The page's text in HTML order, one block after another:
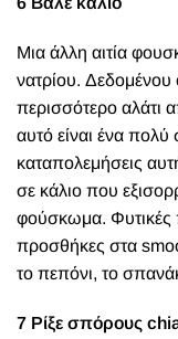
Μια άλλη αιτία
νατρίου. Δεδομένου
περισσότερο αλάτι
αυτό είναι ένα
καταπολεμήσεις
σε κάλιο που
φούσκωμα. Φυτικές
προσθήκες στα
το πεπόνι, το
7 Ρίξε σπόρους